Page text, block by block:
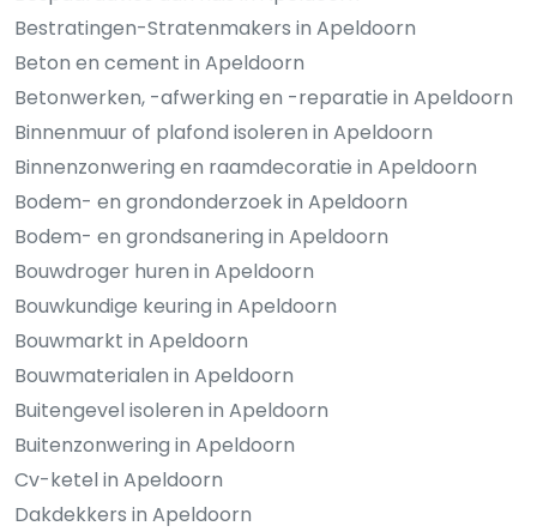
Bestratingen-Stratenmakers in Apeldoorn
Beton en cement in Apeldoorn
Betonwerken, -afwerking en -reparatie in Apeldoorn
Binnenmuur of plafond isoleren in Apeldoorn
Binnenzonwering en raamdecoratie in Apeldoorn
Bodem- en grondonderzoek in Apeldoorn
Bodem- en grondsanering in Apeldoorn
Bouwdroger huren in Apeldoorn
Bouwkundige keuring in Apeldoorn
Bouwmarkt in Apeldoorn
Bouwmaterialen in Apeldoorn
Buitengevel isoleren in Apeldoorn
Buitenzonwering in Apeldoorn
Cv-ketel in Apeldoorn
Dakdekkers in Apeldoorn